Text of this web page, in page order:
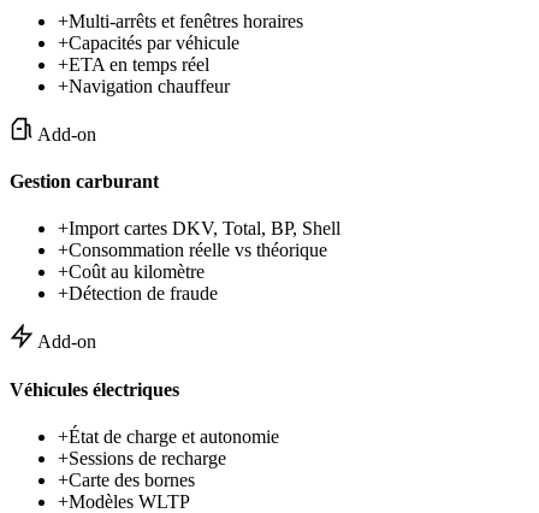
+Multi-arrêts et fenêtres horaires
+Capacités par véhicule
+ETA en temps réel
+Navigation chauffeur
Add-on
Gestion carburant
+Import cartes DKV, Total, BP, Shell
+Consommation réelle vs théorique
+Coût au kilomètre
+Détection de fraude
Add-on
Véhicules électriques
+État de charge et autonomie
+Sessions de recharge
+Carte des bornes
+Modèles WLTP